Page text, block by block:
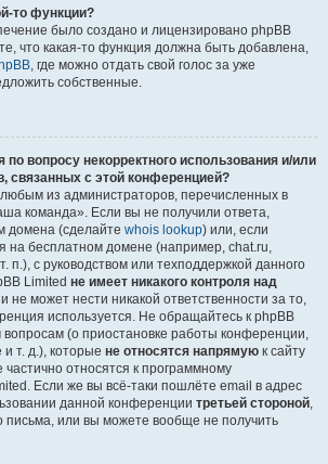
то функции?
было создано и лицензировано phpBB
что какая-то функция должна быть добавлена,
, где можно отдать свой голос за уже
собственные.
вопросу некорректного использования и/или
связанных с этой конференцией?
из администраторов, перечисленных в
команда». Если вы не получили ответа,
домена (сделайте whois lookup) или, если
на бесплатном домене (например, chat.ru,
п.), с руководством или техподдержкой данного
Limited не имеет никакого контроля над
и не может нести никакой ответственности за то,
используется. Не обращайтесь к phpBB
(о приостановке работы конференции,
и т. д.), которые не относятся напрямую к сайту
относятся к программному
Если же вы всё-таки пошлёте email в адрес
данной конференции третьей стороной,
письма, или вы можете вообще не получить